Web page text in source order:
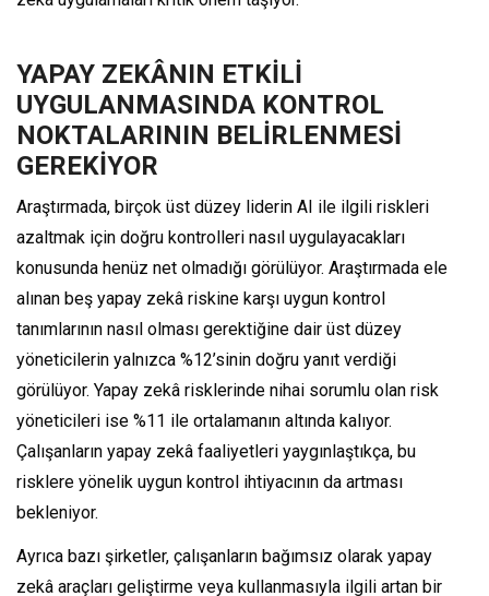
YAPAY ZEKÂNIN ETKİLİ
UYGULANMASINDA KONTROL
NOKTALARININ BELİRLENMESİ
GEREKİYOR
Araştırmada, birçok üst düzey liderin AI ile ilgili riskleri
azaltmak için doğru kontrolleri nasıl uygulayacakları
konusunda henüz net olmadığı görülüyor. Araştırmada ele
alınan beş yapay zekâ riskine karşı uygun kontrol
tanımlarının nasıl olması gerektiğine dair üst düzey
yöneticilerin yalnızca %12’sinin doğru yanıt verdiği
görülüyor. Yapay zekâ risklerinde nihai sorumlu olan risk
yöneticileri ise %11 ile ortalamanın altında kalıyor.
Çalışanların yapay zekâ faaliyetleri yaygınlaştıkça, bu
risklere yönelik uygun kontrol ihtiyacının da artması
bekleniyor.
Ayrıca bazı şirketler, çalışanların bağımsız olarak yapay
zekâ araçları geliştirme veya kullanmasıyla ilgili artan bir